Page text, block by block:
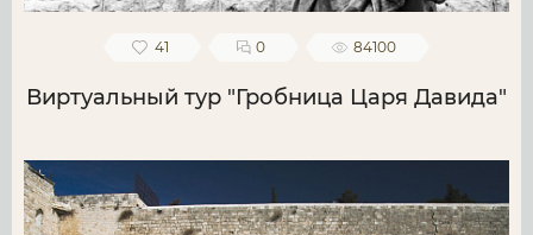
41 0 84100
Виртуальный тур "Гробница Царя Давида"